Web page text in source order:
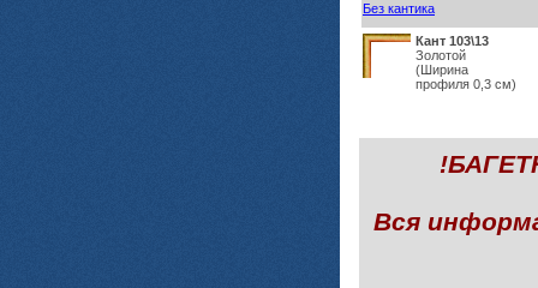
Без кантика
Кант 103\13
Золотой
(Ширина
профиля 0,3 см)
Вся